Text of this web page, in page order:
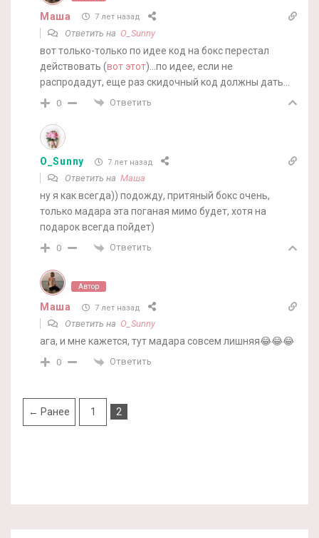
Маша 7 лет назад
Ответить на O_Sunny
вот только-только по идее код на бокс перестал
действовать (вот этот)…по идее, если не
распродадут, еще раз скидочный код должны дать…
0 Ответить
O_Sunny 7 лет назад
Ответить на Маша
ну я как всегда)) подожду, притяный бокс очень,
только мадара эта поганая мимо будет, хотя на
подарок всегда пойдет)
0 Ответить
Автор
Маша 7 лет назад
Ответить на O_Sunny
ага, и мне кажется, тут мадара совсем лишняя😂😂😂
0 Ответить
← Ранее 1 2